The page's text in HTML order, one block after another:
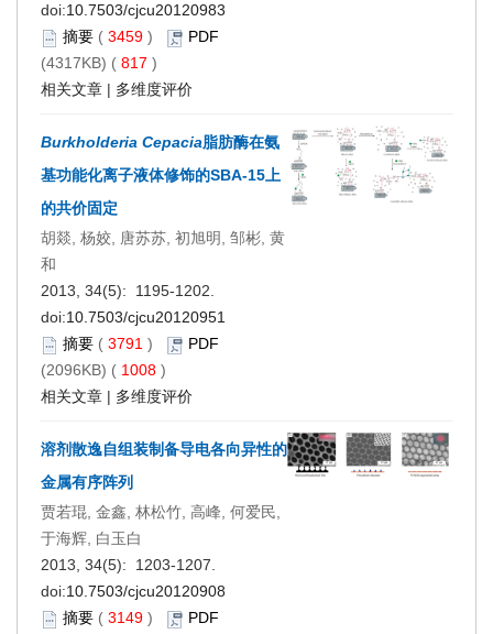
doi:10.7503/cjcu20120983
摘要 ( 3459 )
PDF
(4317KB) ( 817 )
相关文章 | 多维度评价
Burkholderia Cepacia脂肪酶在氨
基功能化离子液体修饰的SBA-15上
的共价固定
胡燚, 杨姣, 唐苏苏, 初旭明, 邹彬, 黄
和
2013, 34(5): 1195-1202.
doi:10.7503/cjcu20120951
摘要 ( 3791 )
PDF
(2096KB) ( 1008 )
相关文章 | 多维度评价
溶剂散逸自组装制备导电各向异性的
金属有序阵列
贾若琨, 金鑫, 林松竹, 高峰, 何爱民,
于海辉, 白玉白
2013, 34(5): 1203-1207.
doi:10.7503/cjcu20120908
摘要 ( 3149 )
PDF